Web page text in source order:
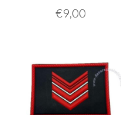
€9,00